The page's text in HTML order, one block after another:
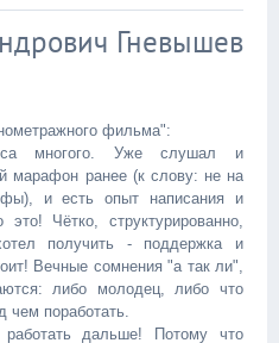
Гневышев
фильма":
многого. Уже слушал и
марафон ранее (к слову: не на
и есть опыт написания и
Чётко, структурированно,
получить - поддержка и
Вечные сомнения "а так ли",
либо молодец, либо что
чем поработать.
работать дальше! Потому что